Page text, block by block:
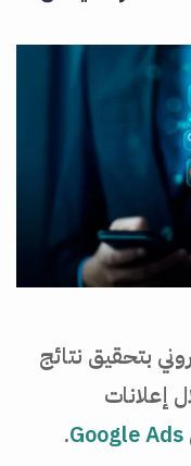
بتحقيق نتائج
إعلانات
Google Ads
.